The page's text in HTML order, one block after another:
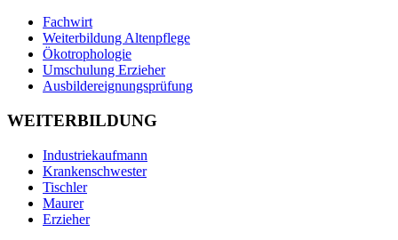
Fachwirt
Weiterbildung Altenpflege
Ökotrophologie
Umschulung Erzieher
Ausbildereignungsprüfung
WEITERBILDUNG
Industriekaufmann
Krankenschwester
Tischler
Maurer
Erzieher